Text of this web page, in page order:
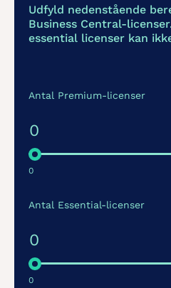
Udfyld nedenstående
Business Central-
essential licenser kan
Antal Premium-licenser
0
0
Antal Essential-licenser
0
0